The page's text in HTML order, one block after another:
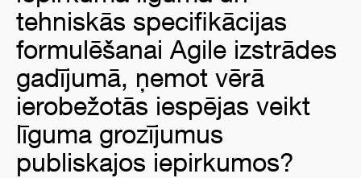
tehniskās specifikācijas
formulēšanai Agile izstrādes
gadījumā, ņemot vērā
ierobežotās iespējas veikt
līguma grozījumus
publiskajos iepirkumos?